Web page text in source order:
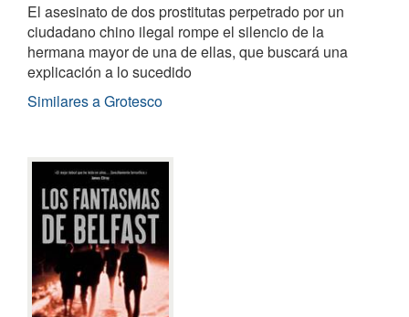
El asesinato de dos prostitutas perpetrado por un
ciudadano chino ilegal rompe el silencio de la
hermana mayor de una de ellas, que buscará una
explicación a lo sucedido
Similares a Grotesco